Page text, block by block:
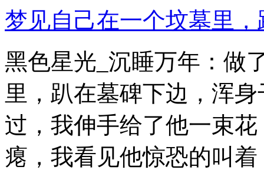
梦见自己在一个坟墓里
黑色星光_沉睡万年：做
里，趴在墓碑下边，浑
过，我伸手给了他一束
瘪，我看见他惊恐的叫着